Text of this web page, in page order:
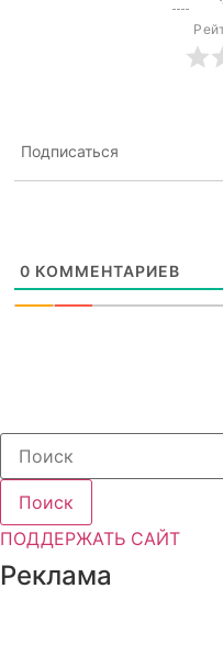
Подписаться
0 КОММЕНТАРИЕВ
Поиск
ПОДДЕРЖАТЬ САЙТ
Реклама